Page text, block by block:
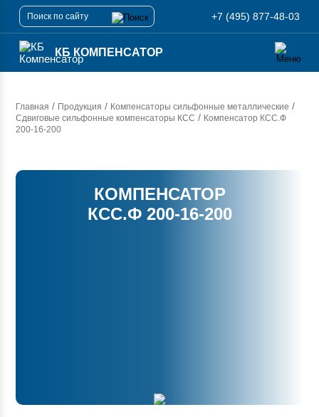
+7 (495) 877-48-03
КБ КОМПЕНСАТОР
Главная / Продукция / Компенсаторы сильфонные металлические /
Сдвиговые сильфонные компенсаторы КСС / Компенсатор КСС.Ф
200-16-200
КОМПЕНСАТОР
КСС.Ф 200-16-200